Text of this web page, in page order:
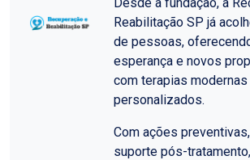
Reabilitação SP já
de pessoas,
esperança e novos
com terapias
personalizados.
Com ações
suporte pós-